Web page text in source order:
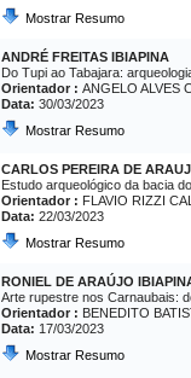
Mostrar Resumo
ANDRÉ FREITAS IBIAPINA
Do Tupi ao Tabajara:
Orientador : ANGELO ALVES
Data: 30/03/2023
Mostrar Resumo
CARLOS PEREIRA DE
Estudo arqueológico da bacia
Orientador : FLAVIO RIZZI
Data: 22/03/2023
Mostrar Resumo
RONIEL DE ARAÚJO
Arte rupestre nos Carnaubais:
Orientador : BENEDITO
Data: 17/03/2023
Mostrar Resumo